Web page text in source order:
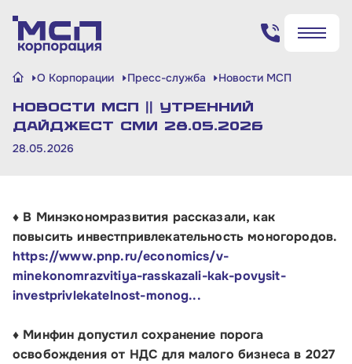
Найти
Поиск по сайту
✖
Найти
О Корпорации Пресс-служба Новости МСП
НОВОСТИ МСП || Утренний
дайджест СМИ 28.05.2026
28.05.2026
♦ В Минэкономразвития рассказали, как
повысить инвестпривлекательность моногородов.
https://www.pnp.ru/economics/v-
minekonomrazvitiya-rasskazali-kak-povysit-
investprivlekatelnost-monog...
♦ Минфин допустил сохранение порога
освобождения от НДС для малого бизнеса в 2027